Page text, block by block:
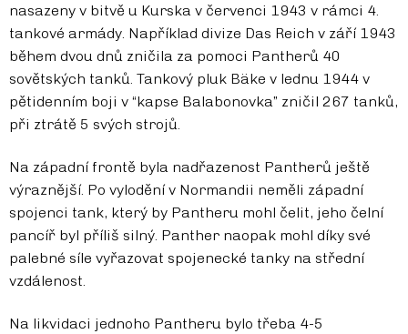
nasazeny v bitvě u Kurska v červenci 1943 v rámci 4.
tankové armády. Například divize Das Reich v září 1943
během dvou dnů zničila za pomoci Pantherů 40
sovětských tanků. Tankový pluk Bäke v lednu 1944 v
pětidenním boji v “kapse Balabonovka” zničil 267 tanků,
při ztrátě 5 svých strojů.
Na západní frontě byla nadřazenost Pantherů ještě
výraznější. Po vylodění v Normandii neměli západní
spojenci tank, který by Pantheru mohl čelit, jeho čelní
pancíř byl příliš silný. Panther naopak mohl díky své
palebné síle vyřazovat spojenecké tanky na střední
vzdálenost.
Na likvidaci jednoho Pantheru bylo třeba 4-5